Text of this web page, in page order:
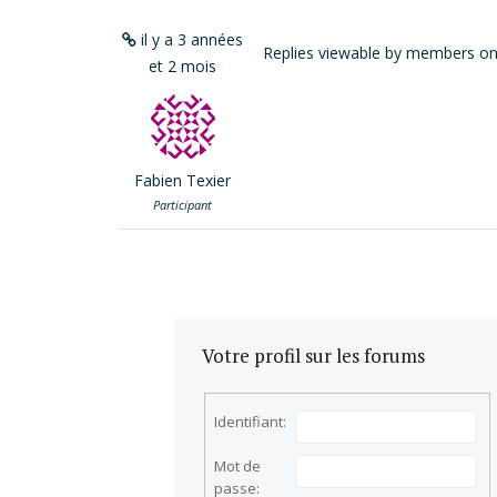
il y a 3 années
et 2 mois
Fabien Texier
Participant
Replies viewable by members
Votre profil sur les forums
Identifiant:
Mot de
passe: